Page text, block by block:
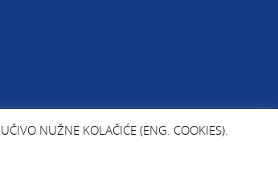
NUŽNE KOLAČIĆE (ENG. COOKIES).